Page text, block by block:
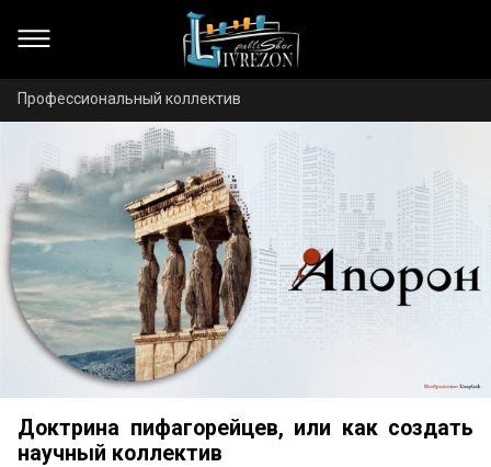
Профессиональный коллектив
Доктрина пифагорейцев, или как создать
научный коллектив